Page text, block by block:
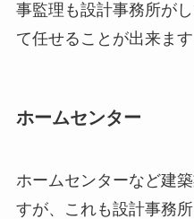
事監理も設計事務所が
て任せることが出来ます
ホームセンター
ホームセンターなど建
すが、これも設計事務